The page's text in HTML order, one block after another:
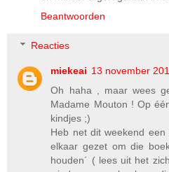
Beantwoorden
Reacties
miekeai 13 november
Oh haha , maar wees
Madame Mouton ! Op
kindjes ;)
Heb net dit weekend
elkaar gezet om die
houden´ ( lees uit het